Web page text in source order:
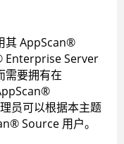
其AppScan®
Enterprise Server
需要拥有在
®
员可以根据本主题
®Source 用户。